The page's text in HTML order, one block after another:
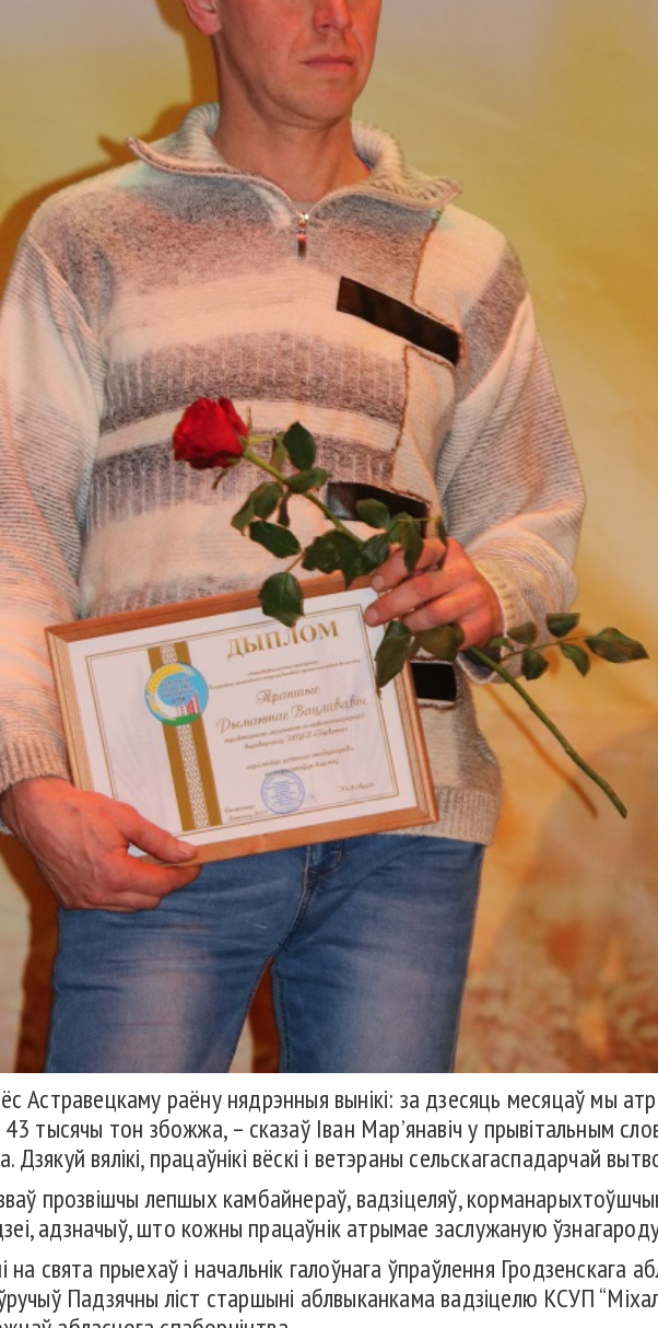
Астравецкаму раёну нядрэнныя вынікі: за дзесяць месяцаў мы
тысячы тон збожжа, – сказаў Іван Мар’янавіч у прывітальным
вялікі, працаўнікі вёскі і ветэраны сельскагаспадарчай
прозвішчы лепшых камбайнераў, вадзіцеляў,
адзначыў, што кожны працаўнік атрымае заслужаную
на свята прыехаў і начальнік галоўнага ўпраўлення Гродзенскага
Падзячны ліст старшыні аблвыканкама вадзіцелю КСУП